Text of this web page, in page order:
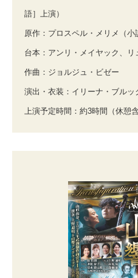
語］上演）
原作：プロスペル・メリメ（小
台本：アンリ・メイヤック、リ
作曲：ジョルジュ・ビゼー
演出・衣装：イリーナ・ブルッ
上演予定時間：約3時間（休憩含